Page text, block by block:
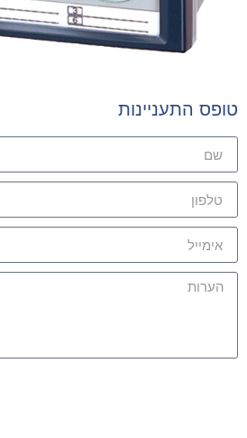
טופס התעניינות